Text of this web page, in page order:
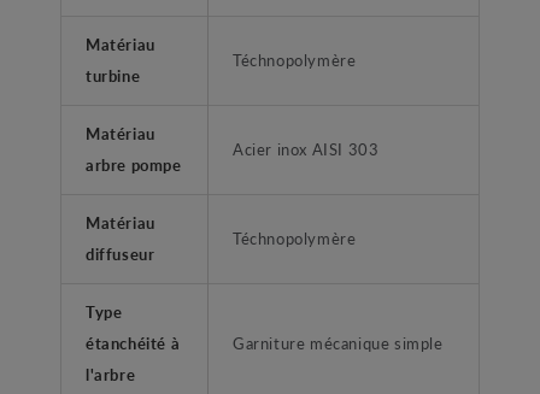
Matériau
turbine
Téchnopolymère
Matériau
arbre pompe
Acier inox AISI 303
Matériau
diffuseur
Téchnopolymère
Type
étanchéité à
l'arbre
Garniture mécanique simple